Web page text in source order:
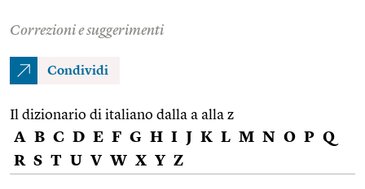
Correzioni e suggerimenti
Condividi
Il dizionario di italiano dalla a alla z
A B C D E F G H I J K L M N O P Q
R S T U V W X Y Z